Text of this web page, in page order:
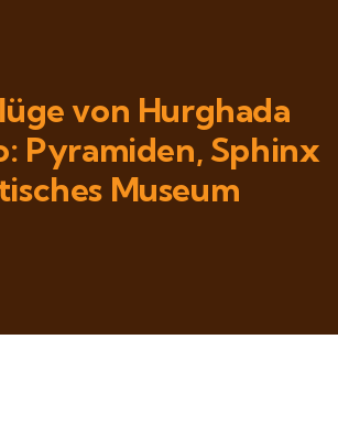
von Hurghada
Pyramiden, Sphinx
Museum